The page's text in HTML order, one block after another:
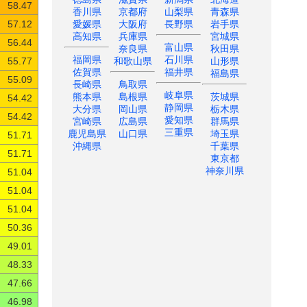
香川県
愛媛県
高知県
福岡県
佐賀県
長崎県
熊本県
大分県
宮崎県
鹿児島県
沖縄県
京都府
大阪府
兵庫県
奈良県
和歌山県
鳥取県
島根県
岡山県
広島県
山口県
山梨県
長野県
富山県
石川県
福井県
岐阜県
静岡県
愛知県
三重県
青森県
岩手県
宮城県
秋田県
山形県
福島県
茨城県
栃木県
群馬県
埼玉県
千葉県
東京都
神奈川県
58.47
57.12
56.44
55.77
55.09
54.42
54.42
51.71
51.71
51.04
51.04
51.04
50.36
49.01
48.33
47.66
46.98